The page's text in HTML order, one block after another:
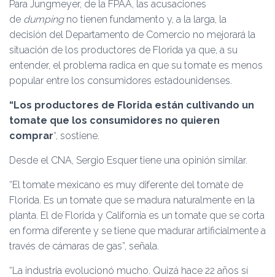
Para Jungmeyer, de la FPAA, las acusaciones
de dumpingno tienen fundamento y, a la larga, la
decisión del Departamento de Comercio no mejorará la
situación de los productores de Florida ya que, a su
entender, el problema radica en que su tomate es menos
popular entre los consumidores estadounidenses.
“Los productores de Florida están cultivando un
tomate que los consumidores no quieren
comprar“, sostiene.
Desde el CNA, Sergio Esquer tiene una opinión similar.
“El tomate mexicano es muy diferente del tomate de
Florida. Es un tomate que se madura naturalmente en la
planta. El de Florida y California es un tomate que se corta
en forma diferente y se tiene que madurar artificialmente a
través de cámaras de gas”, señala.
“La industria evolucionó mucho. Quizá hace 22 años sí